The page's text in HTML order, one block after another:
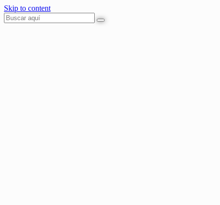
Skip to content